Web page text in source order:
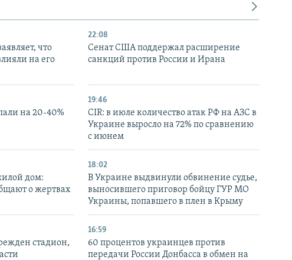
что
на его
22:08
Сенат США поддержал расширение
санкций против России и Ирана
на 20-40%
19:46
CIR: в июле количество атак РФ на АЗС в
Украине выросло на 72% по сравнению
с июнем
дом:
о жертвах
18:02
В Украине выдвинули обвинение судье,
выносившего приговор бойцу ГУР МО
Украины, попавшего в плен в Крыму
стадион,
16:59
60 процентов украинцев против
передачи России Донбасса в обмен на